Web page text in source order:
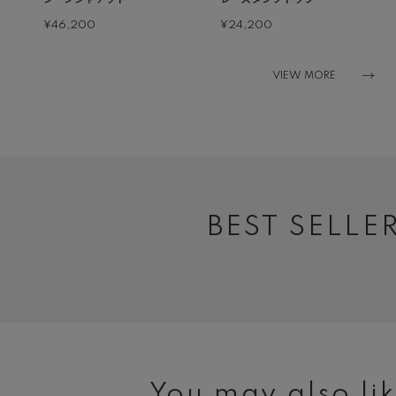
¥46,200 ¥24,200
VIEW MORE
BEST